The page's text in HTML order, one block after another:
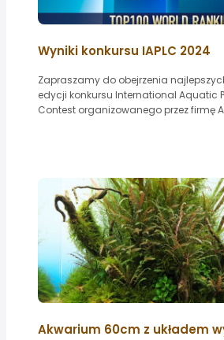
Wyniki konkursu IAPLC 2024
Zapraszamy do obejrzenia
edycji konkursu International Aquatic
Contest organizowanego przez firmę
Akwarium 60cm z układem